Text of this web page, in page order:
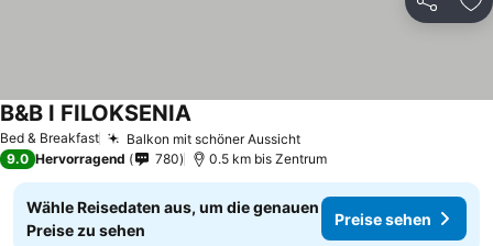
Teilen
Bed & Breakfast Balkon mit schöner Aussicht
B&B I FILOKSENIA
9.0 Hervorragend 780 0.5 km bis Zentrum
Wähle Reisedaten aus, um die genauen
Preise zu sehen
Preise sehen